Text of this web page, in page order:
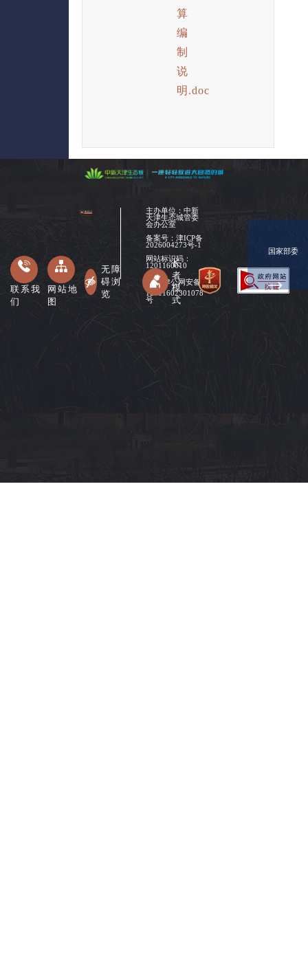
算
编
制
说
明.doc
主办单位：中新
天津生态城管委
会办公室
备案号： 津ICP备
2026004273号-1
网站标识码：
1201160010
津公网安备
12011602301078
号
联系我
们
网站地
图
无障
碍浏
览
长
者
模
式
国家部委